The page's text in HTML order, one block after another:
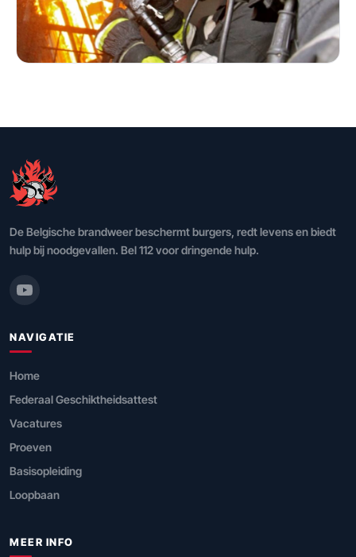
De Belgische brandweer beschermt burgers, redt levens en biedt
hulp bij noodgevallen. Bel 112 voor dringende hulp.
NAVIGATIE
Home
Federaal Geschiktheidsattest
Vacatures
Proeven
Basisopleiding
Loopbaan
MEER INFO